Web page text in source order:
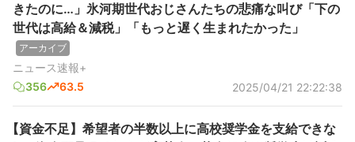
きたのに…」氷河期世代おじさんたちの悲痛な叫び「下の
世代は高給＆減税」「もっと遅く生まれたかった」
アーカイブ
ニュース速報+
356
63.5 2025/04/21 22:22:38
【資金不足】希望者の半数以上に高校奨学金を支給できな